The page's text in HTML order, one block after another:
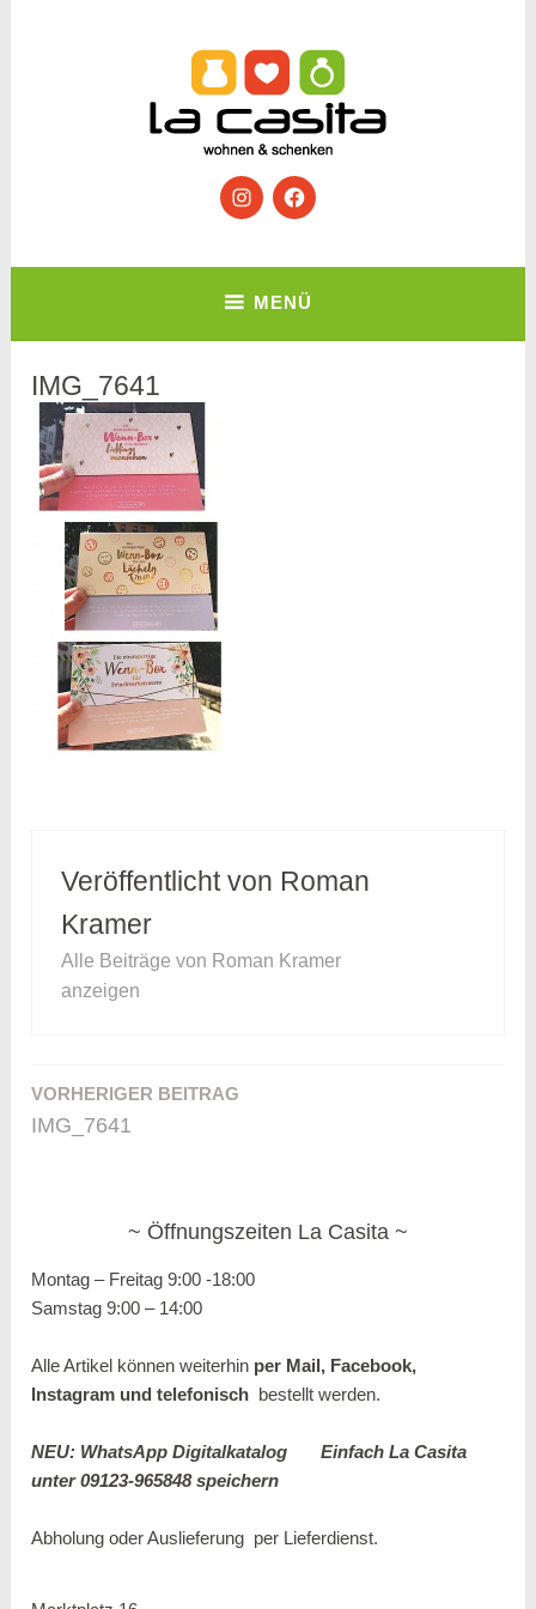
Wohnen & Schenken InstagramFacebook
MENÜ
IMG_7641
Veröffentlicht von Roman
Kramer
Alle Beiträge von Roman Kramer
anzeigen
Beitragsnavigation
VORHERIGER BEITRAG
IMG_7641
Öffnungszeiten La Casita
Montag – Freitag 9:00 -18:00
Samstag 9:00 – 14:00
Alle Artikel können weiterhin per Mail, Facebook,
Instagram undtelefonisch bestellt werden.
NEU: WhatsApp Digitalkatalog
Einfach La Casita
unter 09123-965848 speichern
Abholung oder Auslieferung per Lieferdienst.